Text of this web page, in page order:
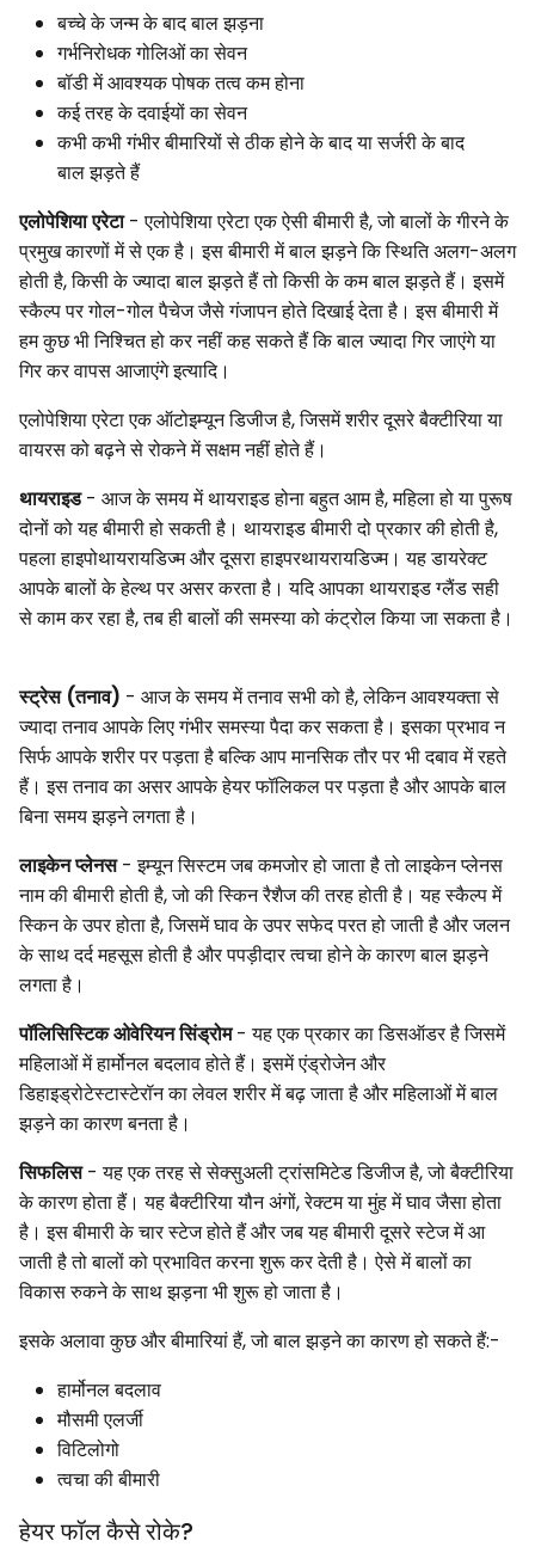
बच्चे के जन्म के बाद बाल झड़ना
गर्भनिरोधक गोलिओं का सेवन
बॉडी में आवश्यक पोषक तत्व कम होना
कई तरह के दवाईयों का सेवन
कभी कभी गंभीर बीमारियों से ठीक होने के बाद या सर्जरी के बाद
बाल झड़ते हैं
एलोपेशिया एरेटा- एलोपेशिया एरेटा एक ऐसी बीमारी है, जो बालों के गीरने के
प्रमुख कारणों में से एक है। इस बीमारी में बाल झड़ने कि स्थिति अलग-अलग
होती है, किसी के ज्यादा बाल झड़ते हैं तो किसी के कम बाल झड़ते हैं। इसमें
स्कैल्प पर गोल-गोल पैचेज जैसे गंजापन होते दिखाई देता है। इस बीमारी में
हम कुछ भी निश्चित हो कर नहीं कह सकते हैं कि बाल ज्यादा गिर जाएंगे या
गिर कर वापस आजाएंगे इत्यादि।
एलोपेशिया एरेटा एक ऑटोइम्यून डिजीज है, जिसमें शरीर दूसरे बैक्टीरिया या
वायरस को बढ़ने से रोकने में सक्षम नहीं होते हैं।
थायराइड- आज के समय में थायराइड होना बहुत आम है, महिला हो या पुरूष
दोनों को यह बीमारी हो सकती है। थायराइड बीमारी दो प्रकार की होती है,
पहला हाइपोथायरायडिज्म और दूसरा हाइपरथायरायडिज्म। यह डायरेक्ट
आपके बालों के हेल्थ पर असर करता है। यदि आपका थायराइड ग्लैंड सही
से काम कर रहा है, तब ही बालों की समस्या को कंट्रोल किया जा सकता है।
स्ट्रेस (तनाव) - आज के समय में तनाव सभी को है, लेकिन आवश्यक्ता से
ज्यादा तनाव आपके लिए गंभीर समस्या पैदा कर सकता है। इसका प्रभाव न
सिर्फ आपके शरीर पर पड़ता है बल्कि आप मानसिक तौर पर भी दबाव में रहते
हैं। इस तनाव का असर आपके हेयर फॉलिकल पर पड़ता है और आपके बाल
बिना समय झड़ने लगता है।
लाइकेन प्लेनस- इम्यून सिस्टम जब कमजोर हो जाता है तो लाइकेन प्लेनस
नाम की बीमारी होती है, जो की स्किन रैशैज की तरह होती है। यह स्कैल्प में
स्किन के उपर होता है, जिसमें घाव के उपर सफेद परत हो जाती है और जलन
के साथ दर्द महसूस होती है और पपड़ीदार त्वचा होने के कारण बाल झड़ने
लगता है।
पॉलिसिस्टिक ओवेरियन सिंड्रोम- यह एक प्रकार का डिसऑडर है जिसमें
महिलाओं में हार्मोनल बदलाव होते हैं। इसमें एंड्रोजेन और
डिहाइड्रोटेस्टास्टेरॉन का लेवल शरीर में बढ़ जाता है और महिलाओं में बाल
झड़ने का कारण बनता है।
सिफलिस- यह एक तरह से सेक्सुअली ट्रांसमिटेड डिजीज है, जो बैक्टीरिया
के कारण होता हैं। यह बैक्टीरिया यौन अंगों, रेक्टम या मुंह में घाव जैसा होता
है। इस बीमारी के चार स्टेज होते हैं और जब यह बीमारी दूसरे स्टेज में आ
जाती है तो बालों को प्रभावित करना शुरू कर देती है। ऐसे में बालों का
विकास रुकने के साथ झड़ना भी शुरू हो जाता है।
इसके अलावा कुछ और बीमारियां हैं, जो बाल झड़ने का कारण हो सकते हैं:-
हार्मोनल बदलाव
मौसमी एलर्जी
विटिलोगो
त्वचा की बीमारी
हेयर फॉल कैसे रोके?